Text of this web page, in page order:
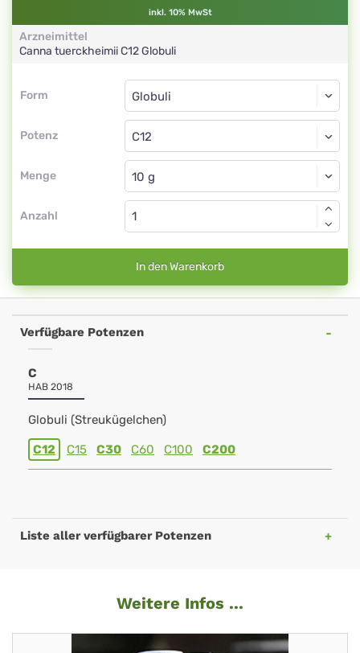
inkl. 10% MwSt
Arzneimittel
Canna tuerckheimiiC12Globuli
Form
Form
Potenz
Globuli
C12
Menge
Globuli
Anzahl
In den Warenkorb
Verfügbare Potenzen
C
HAB 2018
Globuli (Streukügelchen)
C12 C15 C30 C60 C100 C200
Liste aller verfügbarer Potenzen
Weitere Infos ...